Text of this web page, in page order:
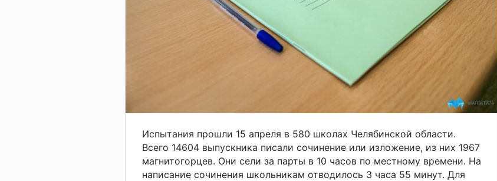
Испытания прошли 15 апреля в 580 школах Челябинской области.
Всего 14604 выпускника писали сочинение или изложение, из них 1967
магнитогорцев. Они сели за парты в 10 часов по местному времени. На
написание сочинения школьникам отводилось 3 часа 55 минут. Для